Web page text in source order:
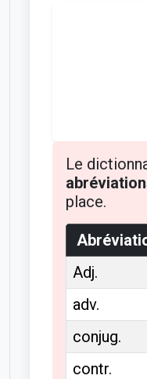
Le
place.
Adj.
adv.
conjug.
contr.